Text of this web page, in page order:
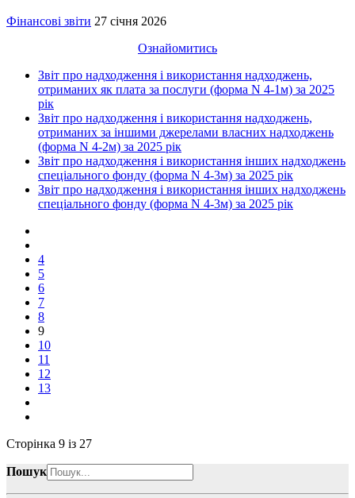
Фінансові звіти 27 січня 2026
Ознайомитись
Звіт про надходження і використання надходжень,
отриманих як плата за послуги (форма N 4-1м) за 2025
рік
Звіт про надходження і використання надходжень,
отриманих за іншими джерелами власних надходжень
(форма N 4-2м) за 2025 рік
Звіт про надходження і використання інших надходжень
спеціального фонду (форма N 4-3м) за 2025 рік
Звіт про надходження і використання інших надходжень
спеціального фонду (форма N 4-3м) за 2025 рік
4
5
6
7
8
9
10
11
12
13
Сторінка 9 із 27
Пошук